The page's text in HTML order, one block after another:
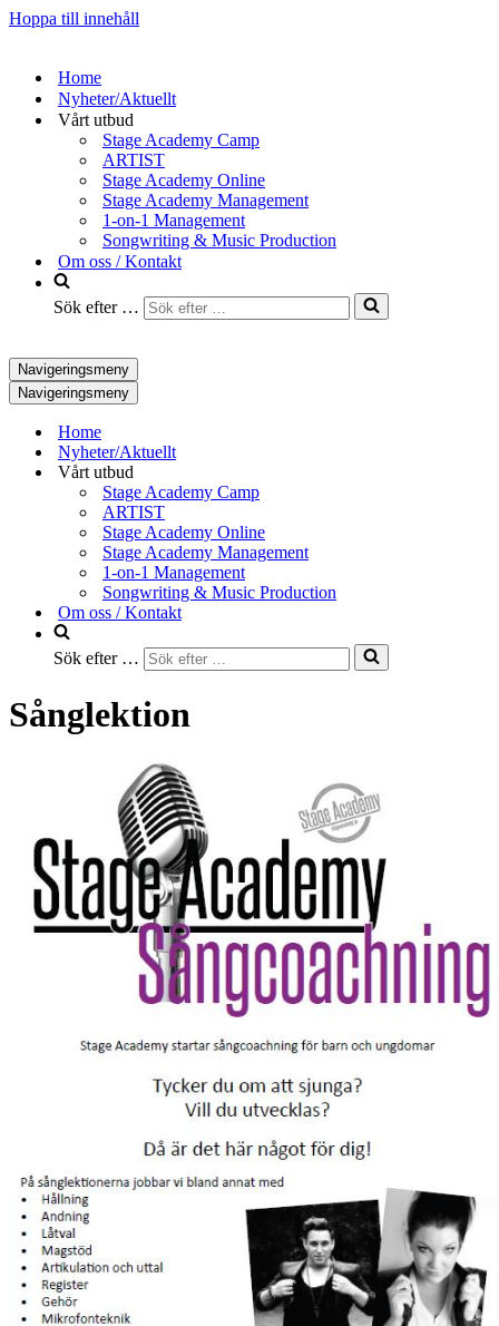
Hoppa till innehåll
Home
Nyheter/Aktuellt
Vårt utbud
Stage Academy Camp
ARTIST
Stage Academy Online
Stage Academy Management
1-on-1 Management
Songwriting & Music Production
Om oss / Kontakt
Sök efter …
Navigeringsmeny
Navigeringsmeny
Home
Nyheter/Aktuellt
Vårt utbud
Stage Academy Camp
ARTIST
Stage Academy Online
Stage Academy Management
1-on-1 Management
Songwriting & Music Production
Om oss / Kontakt
Sök efter …
Sånglektion